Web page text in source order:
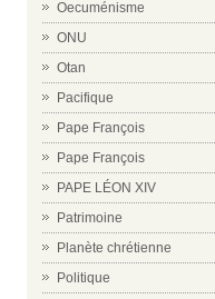
Oecuménisme
ONU
Otan
Pacifique
Pape François
Pape François
PAPE LÉON XIV
Patrimoine
Planète chrétienne
Politique